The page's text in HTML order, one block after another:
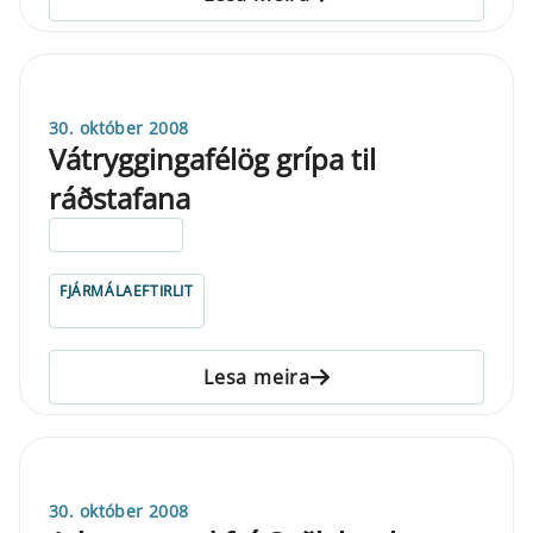
30. október 2008
Vátryggingafélög grípa til
ráðstafana
FJÁRMÁLAEFTIRLIT
Lesa meira
30. október 2008